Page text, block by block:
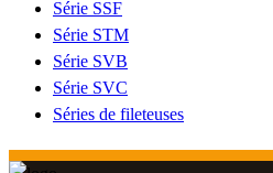
Série SSF
Série STM
Série SVB
Série SVC
Séries de fileteuses